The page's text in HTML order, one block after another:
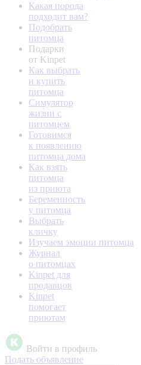
Какая порода
подходит вам?
Подобрать
питомца
Подарки
от Kinpet
Как выбрать
и купить
питомца
Симулятор
жизни с
питомцем
Готовимся
к появлению
питомца дома
Как взять
питомца
из приюта
Беременность
у питомца
Выбрать
кличку
Изучаем эмоции питомца
Журнал
о питомцах
Kinpet для
продавцов
Kinpet
помогает
приютам
Войти в профиль
Подать объявление